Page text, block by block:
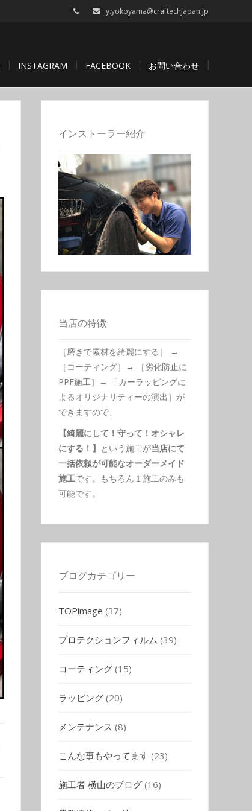
y.yokoyama@craftechjapan.jp
INSTAGRAM FACEBOOK お問い合わせ
インストーラー紹介
当店の特徴
［磨きで素材を綺麗にする］ →
［コーティング］→ ［劣化防止に
PPF施工］→ 「カーラッピングに
よるオリジナリティーの演出］が
できますので、
【綺麗にして！守って！オシャレ
にする！】 という施工が当店にて
一括依頼が可能なオーダーメイド
施工です。もちろん１施工のみも
可能です。
ブログカテゴリー
TOPimage (37)
プロテクションフィルム (39)
コーティング (15)
ラッピング (20)
メンテナンス (8)
こんな事もやってます (23)
施工者 横山のブログ (16)